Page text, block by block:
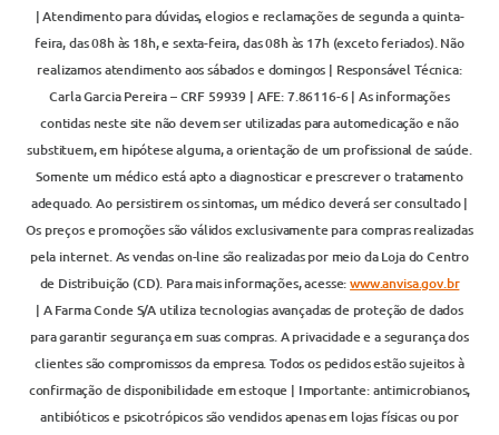
| Atendimento para dúvidas, elogios e reclamações de segunda a quinta-
feira, das 08h às 18h, e sexta-feira, das 08h às 17h (exceto feriados). Não
realizamos atendimento aos sábados e domingos | Responsável Técnica:
Carla Garcia Pereira – CRF 59939 | AFE: 7.86116-6 | As informações
contidas neste site não devem ser utilizadas para automedicação e não
substituem, em hipótese alguma, a orientação de um profissional de saúde.
Somente um médico está apto a diagnosticar e prescrever o tratamento
adequado. Ao persistirem os sintomas, um médico deverá ser consultado |
Os preços e promoções são válidos exclusivamente para compras realizadas
pela internet. As vendas on-line são realizadas por meio da Loja do Centro
de Distribuição (CD). Para mais informações, acesse:www.anvisa.gov.br
| A Farma Conde S/A utiliza tecnologias avançadas de proteção de dados
para garantir segurança em suas compras. A privacidade e a segurança dos
clientes são compromissos da empresa. Todos os pedidos estão sujeitos à
confirmação de disponibilidade em estoque | Importante: antimicrobianos,
antibióticos e psicotrópicos são vendidos apenas em lojas físicas ou por